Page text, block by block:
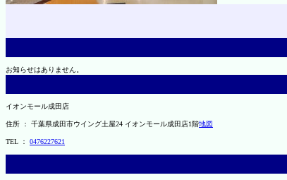
お知らせはありません。
イオンモール成田店
住所 ： 千葉県成田市ウイング土屋24 イオンモール成田店1階地図
TEL ： 0476227621